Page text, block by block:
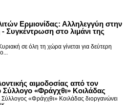
Ερμιονίδας: Αλληλεγγύη στην
- Συγκέντρωση στο λιμάνι της
σε όλη τη χώρα γίνεται για δεύτερη
αιμοδοσίας από τον
Σύλλογο «Φράγχθι» Κοιλάδας
Σύλλογος «Φράγχθι» Κοιλάδας διοργανώνει